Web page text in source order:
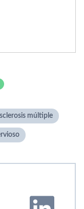
múltiple